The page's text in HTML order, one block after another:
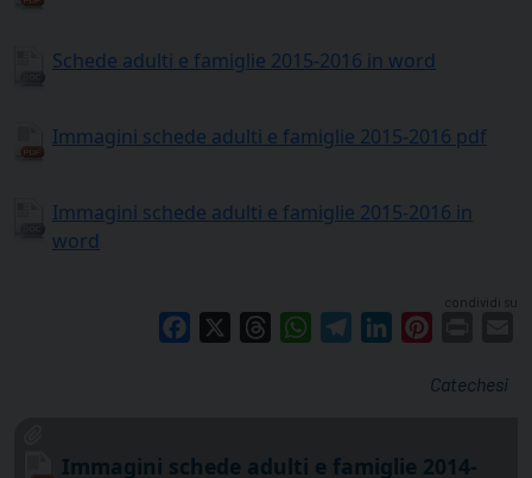
Schede adulti e famiglie 2015-2016 in word
Immagini schede adulti e famiglie 2015-2016 pdf
Immagini schede adulti e famiglie 2015-2016 in
word
condividi su
Facebook ThreadsWhatsAppTelegramLinkedIn
Catechesi
Immagini schede adulti e famiglie 2014-